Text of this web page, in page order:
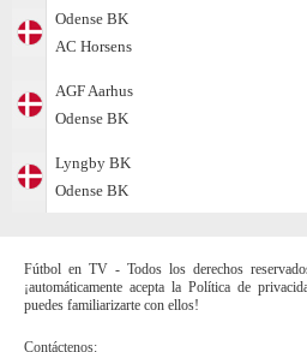
Odense BK
AC Horsens
AGF Aarhus
Odense BK
Lyngby BK
Odense BK
Fútbol en TV - Todos los derechos
¡automáticamente acepta la Política de
puedes familiarizarte con ellos!
Contáctenos: